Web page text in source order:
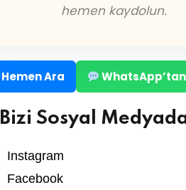
hemen kaydolun.
Hemen Ara
Bizi Sosyal
Instagram
Facebook